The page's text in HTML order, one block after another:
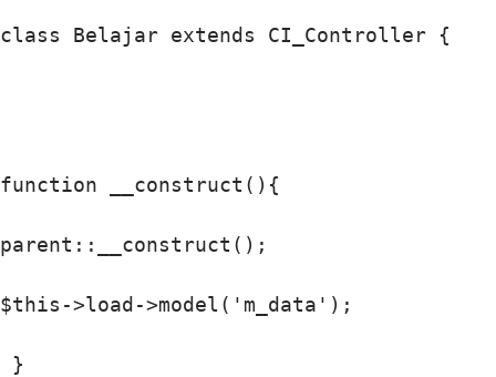
class Belajar extends CI_Controller {
function __construct(){
parent::__construct();
$this->load->model('m_data');
}